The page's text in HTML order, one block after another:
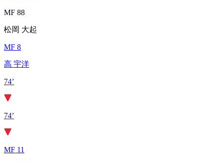
MF 88
松岡 大起
MF 8
高 宇洋
74’
74’
MF 11